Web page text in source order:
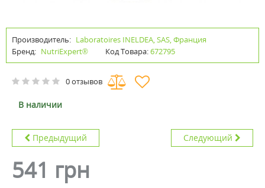
Производитель: Laboratoires INELDEA, SAS, Франция
Бренд: NutriExpert® Код Товара:672795
0 отзывов
В наличии
Предыдущий Следующий
541 грн